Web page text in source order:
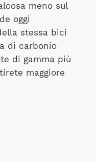
meno sul
oggi
stessa bici
di carbonio
di gamma più
maggiore